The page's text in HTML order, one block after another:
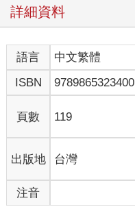
詳細資料
語言 中文繁體
ISBN
9789865323400
頁數 119
出版地 台灣
注音